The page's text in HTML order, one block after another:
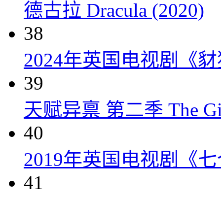
德古拉 Dracula (2020)
38
2024年英国电视剧《
39
天赋异禀 第二季 The
40
2019年英国电视剧《
41